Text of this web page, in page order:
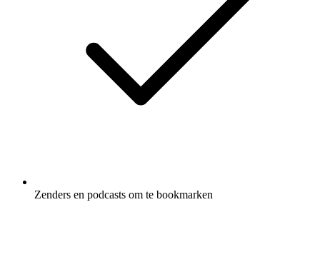
Zenders en podcasts om te bookmarken